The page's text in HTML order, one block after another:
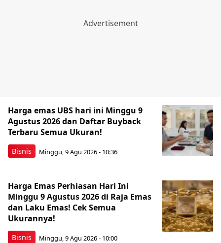
Bisnis
Harga emas UBS hari ini Minggu 9
Agustus 2026 dan Daftar Buyback
Terbaru Semua Ukuran!
Minggu, 9 Agu 2026 - 10:36
Bisnis
Harga Emas Perhiasan Hari Ini
Minggu 9 Agustus 2026 di Raja Emas
dan Laku Emas! Cek Semua
Ukurannya!
Minggu, 9 Agu 2026 - 10:00